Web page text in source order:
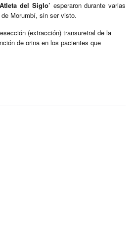
del Siglo’ esperaron durante varias
Morumbí, sin ser visto.
(extracción) transuretral de la
de orina en los pacientes que